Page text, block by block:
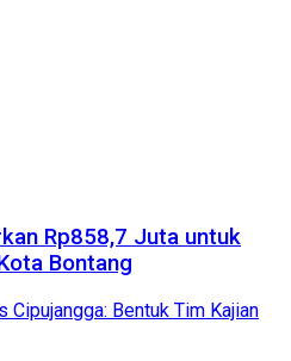
Rp858,7 Juta untuk
Bontang